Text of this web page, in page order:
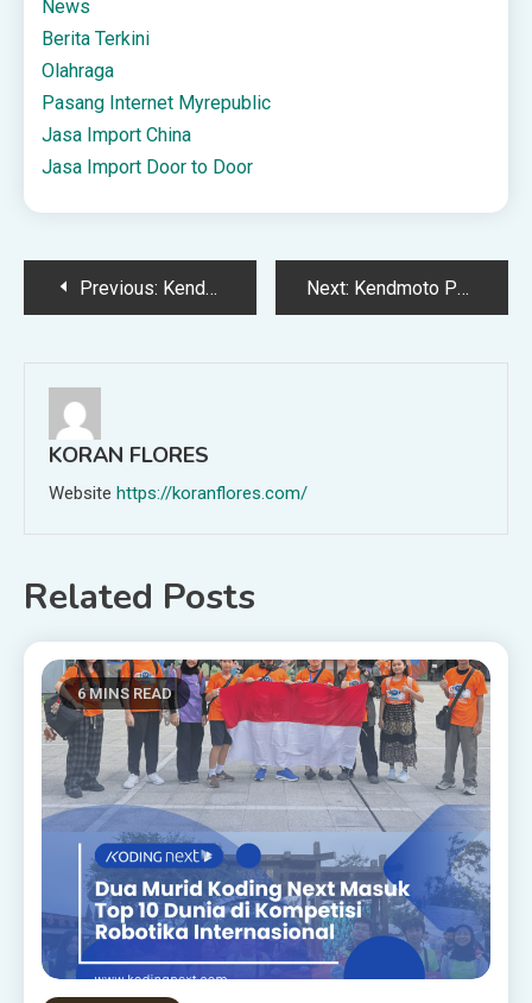
News
Berita Terkini
Olahraga
Pasang Internet Myrepublic
Jasa Import China
Jasa Import Door to Door
PostPrevious: Kendmoto Front Paddock: Pengaman Depan Motor Premium yang Tak Tertandingi, Stylish dan Super Tangguh! Next: Kendmoto Paddock Front Wheel Clamp: Solusi Ultimate untuk Mengunci Ban Depan Motor dengan Presisi & Keamanan Maksimal!
KORAN FLORES
Website https://koranflores.com/
Related Posts
6 MINS READ